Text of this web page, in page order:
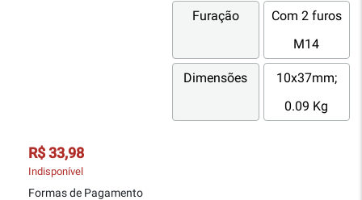
Furação
Com 2 furos
M14
Dimensões
10x37mm;
0.09 Kg
R$ 33,98
Indisponível
Formas de Pagamento